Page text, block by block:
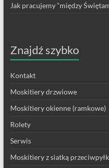
Jak pracujemy “między
Znajdź szybko
Kontakt
Moskitiery drzwiowe
Moskitiery okienne (ramkowe)
Rolety
Serwis
Moskitiery z siatką